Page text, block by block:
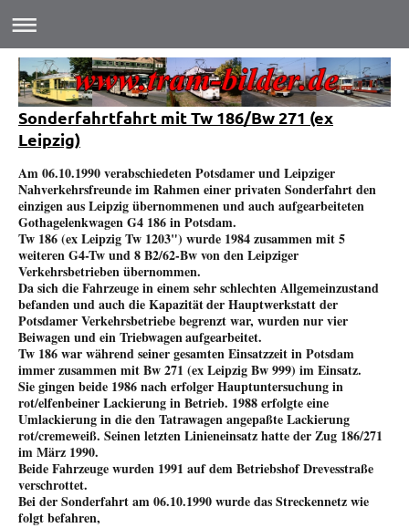
Sonderfahrtfahrt mit Tw 186/Bw 271 (ex
Leipzig)
Am 06.10.1990 verabschiedeten Potsdamer und Leipziger
Nahverkehrsfreunde im Rahmen einer privaten Sonderfahrt den
einzigen aus Leipzig übernommenen und auch aufgearbeiteten
Gothagelenkwagen G4 186 in Potsdam.
Tw 186 (ex Leipzig Tw 1203") wurde 1984 zusammen mit 5
weiteren G4-Tw und 8 B2/62-Bw von den Leipziger
Verkehrsbetrieben übernommen.
Da sich die Fahrzeuge in einem sehr schlechten Allgemeinzustand
befanden und auch die Kapazitätder Hauptwerkstatt der
Potsdamer Verkehrsbetriebe begrenzt war, wurden nur vier
Beiwagen und ein Triebwagenaufgearbeitet.
Tw 186 war während seiner gesamten Einsatzzeit in Potsdam
immer zusammen mit Bw 271 (ex Leipzig Bw 999) im Einsatz.
Sie gingen beide 1986 nach erfolger Hauptuntersuchung in
rot/elfenbeiner Lackierung in Betrieb. 1988 erfolgte eine
Umlackierung in die den Tatrawagen angepaßte Lackierung
rot/cremeweiß. Seinen letzten Linieneinsatz hatte der Zug 186/271
im März 1990.
Beide Fahrzeuge wurden 1991 auf dem Betriebshof Drevesstraße
verschrottet.
Bei der Sonderfahrt am 06.10.1990 wurde das Streckennetz wie
folgt befahren,